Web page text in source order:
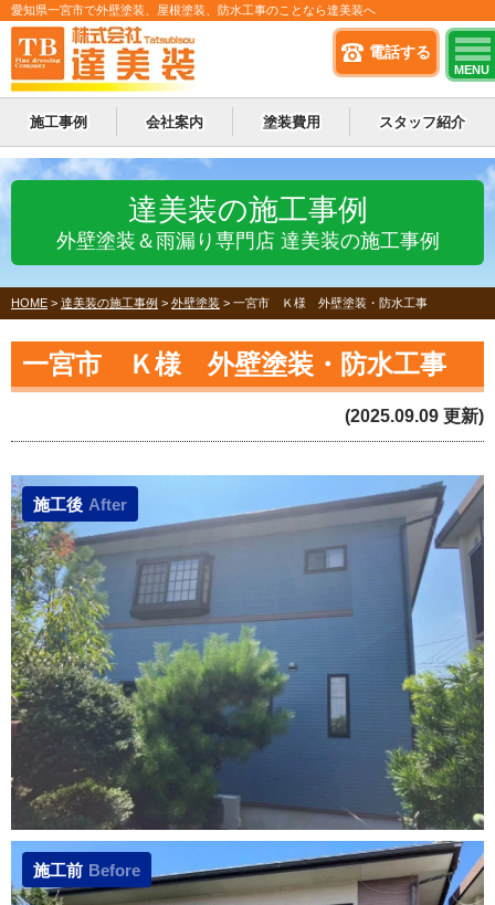
電話する
MENU
愛知県一宮市で外壁塗装、屋根塗装、防水工事のことなら達美装へ
施工事例 会社案内 塗装費用 スタッフ紹介
達美装の施工事例
外壁塗装＆雨漏り専門店 達美装の施工事例
HOME > 達美装の施工事例 > 外壁塗装 > 一宮市 Ｋ様 外壁塗装・防水工事
一宮市 Ｋ様 外壁塗装・防水工事
(2025.09.09 更新)
施工後 After
施工前 Before